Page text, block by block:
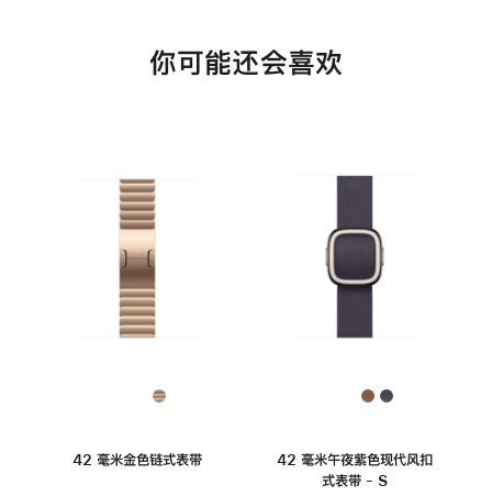
你可能还会喜欢
42 毫米金色链式表带
42 毫米午夜紫色现代风扣
式表带 - S